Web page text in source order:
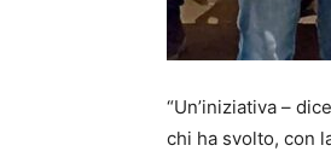
“Un’iniziativa –
chi ha svolto, con